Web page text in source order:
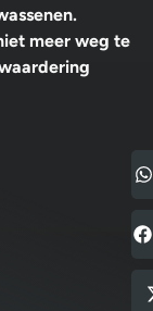
meer weg te